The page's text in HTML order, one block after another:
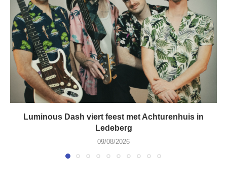
Luminous Dash viert feest met Achturenhuis in
Ledeberg
09/08/2026